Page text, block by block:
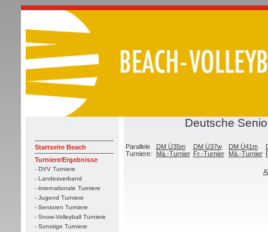
Startseite Beach
Turniere/Ergebnisse
- DVV Turniere
- Landesverband
- internationale Turniere
- Jugend Turniere
- Senioren Turniere
- Snow-Volleyball Turniere
- Sonstige Turniere
Deutsche
Parallele
Turniere:
DM Ü35m
Mä.-Turnier
DM Ü37w
Fr.-Turnier
DM Ü41m
Mä.-Turnier